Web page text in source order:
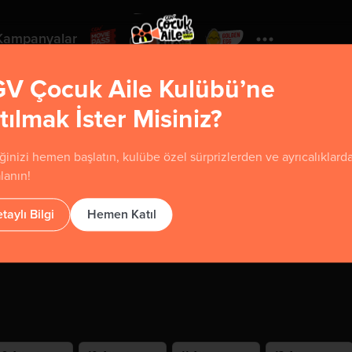
Çocuk Aile Kulübü’ne
İster Misiniz?
hemen başlatın, kulübe özel sürprizlerden ve
Bilgi Hemen Katıl
Anatolium Marmara
Yanyol Cad. No:72, Kartal